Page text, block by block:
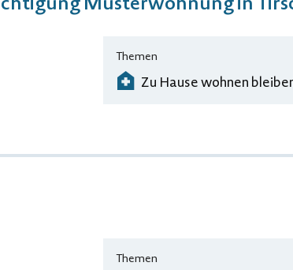
Themen
Zu Hause wohnen
Themen